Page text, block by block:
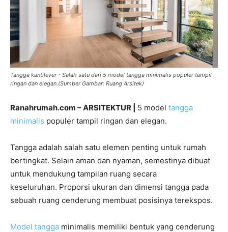
Tangga kantilever - Salah satu dari 5 model tangga minimalis populer tampil
ringan dan elegan.(Sumber Gambar: Ruang Arsitek)
Ranahrumah.com – ARSITEKTUR | 5 model tangga
minimalis populer tampil ringan dan elegan.
Tangga adalah salah satu elemen penting untuk rumah
bertingkat. Selain aman dan nyaman, semestinya dibuat
untuk mendukung tampilan ruang secara
keseluruhan. Proporsi ukuran dan dimensi tangga pada
sebuah ruang cenderung membuat posisinya terekspos.
Model tangga minimalis memiliki bentuk yang cenderung